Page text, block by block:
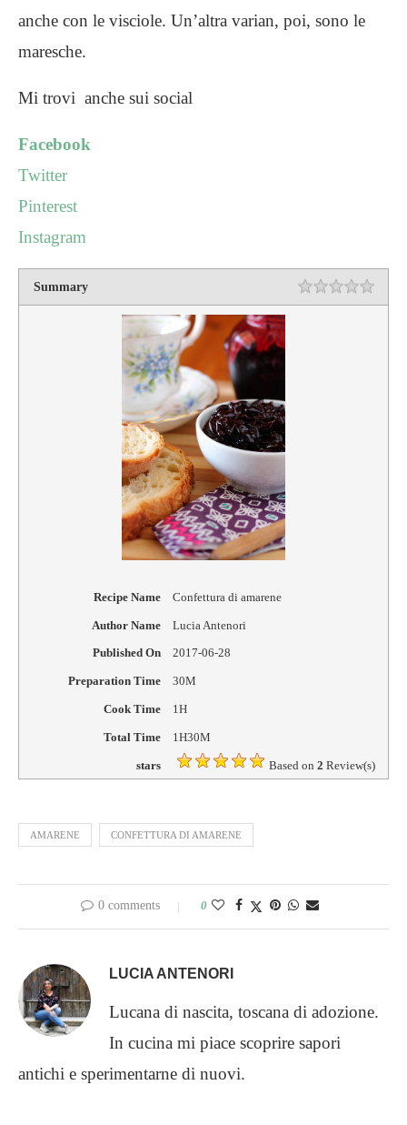
anche con le visciole. Un’altra varian, poi, sono le
maresche.
Mi trovi anche sui social
Facebook
Twitter
Pinterest
Instagram
Summary Rating
Recipe Name Confettura di amarene
Author Name Lucia Antenori
Published On 2017-06-28
Preparation Time 30M
Cook Time 1H
Total Time 1H30M
stars Based on 2 Review(s)
AMARENE CONFETTURA DI AMARENE
0 comments 0
LUCIA ANTENORI
Lucana di nascita, toscana di adozione.
In cucina mi piace scoprire sapori
antichi e sperimentarne di nuovi.